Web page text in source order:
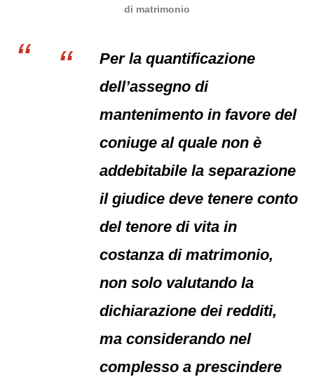
di matrimonio
Per la quantificazione
dell’assegno di
mantenimento in favore del
coniuge al quale non è
addebitabile la separazione
il giudice deve tenere conto
del tenore di vita in
costanza di matrimonio,
non solo valutando la
dichiarazione dei redditi,
ma considerando nel
complesso a prescindere